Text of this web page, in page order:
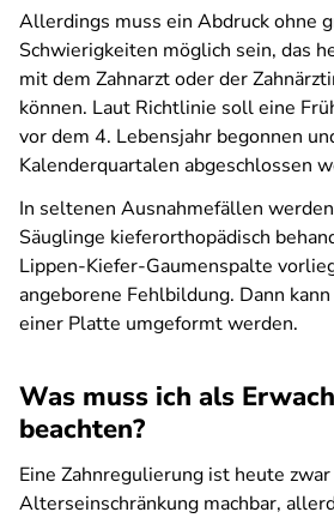
Allerdings muss ein Abdruck ohne
Schwierigkeiten möglich sein, das
mit dem Zahnarzt oder der
können. Laut Richtlinie soll eine
vor dem 4. Lebensjahr begonnen
Kalenderquartalen abgeschlossen
In seltenen Ausnahmefällen
Säuglinge kieferorthopädisch
Lippen-Kiefer-Gaumenspalte
angeborene Fehlbildung. Dann
einer Platte umgeformt werden.
Was muss ich als
beachten?
Eine Zahnregulierung ist heute
Alterseinschränkung machbar,